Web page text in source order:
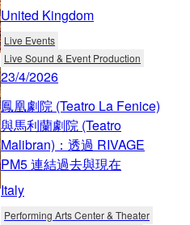
United Kingdom
Live Events
Live Sound & Event Production
23/4/2026
鳳凰劇院 (Teatro La Fenice)
與馬利蘭劇院 (Teatro
Malibran)：透過 RIVAGE
PM5 連結過去與現在
Italy
Performing Arts Center & Theater